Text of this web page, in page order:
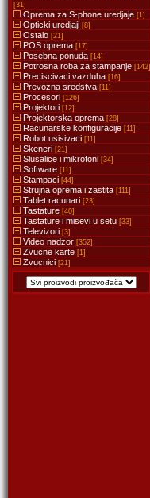
[31]
Oprema za S-phone uredjaje [1]
Opticki uredjaji [8]
Ostalo [21]
POS oprema [17]
Posebna ponuda [14]
Potrosna roba za stampanje [142]
Preciscivaci vazduha [16]
Prevozna sredstva [11]
Procesori [126]
Projektori [12]
Projektorska oprema [28]
Racunarske konfiguracije [11]
Robot usisivaci [11]
Skeneri [21]
Slusalice i mikrofoni [34]
Software [11]
Stampaci [44]
Strujna oprema i zastita [111]
Tablet racunari [23]
Tastature [40]
Tastature i misevi u setu [33]
Televizori [3]
Video nadzor [352]
Zvucne karte [1]
Zvucnici [21]